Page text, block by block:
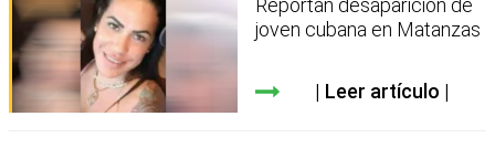
joven cubana en Matanzas
Leer artículo